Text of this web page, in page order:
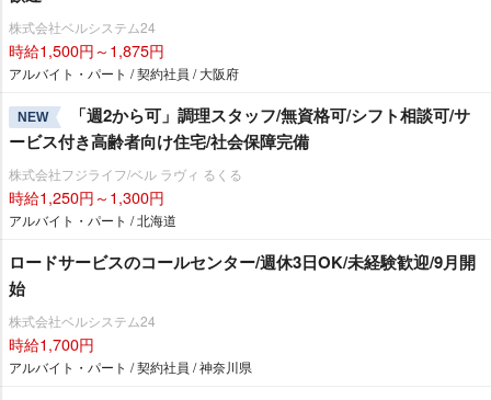
株式会社ベルシステム24
時給1,500円～1,875円
アルバイト・パート / 契約社員 / 大阪府
NEW
「週2から可」調理スタッフ/無資格可/シフト相談可/サ
ービス付き高齢者向け住宅/社会保障完備
株式会社フジライフ/ベル ラヴィ るくる
時給1,250円～1,300円
アルバイト・パート / 北海道
ロードサービスのコールセンター/週休3日OK/未経験歓迎/9月開
始
株式会社ベルシステム24
時給1,700円
アルバイト・パート / 契約社員 / 神奈川県